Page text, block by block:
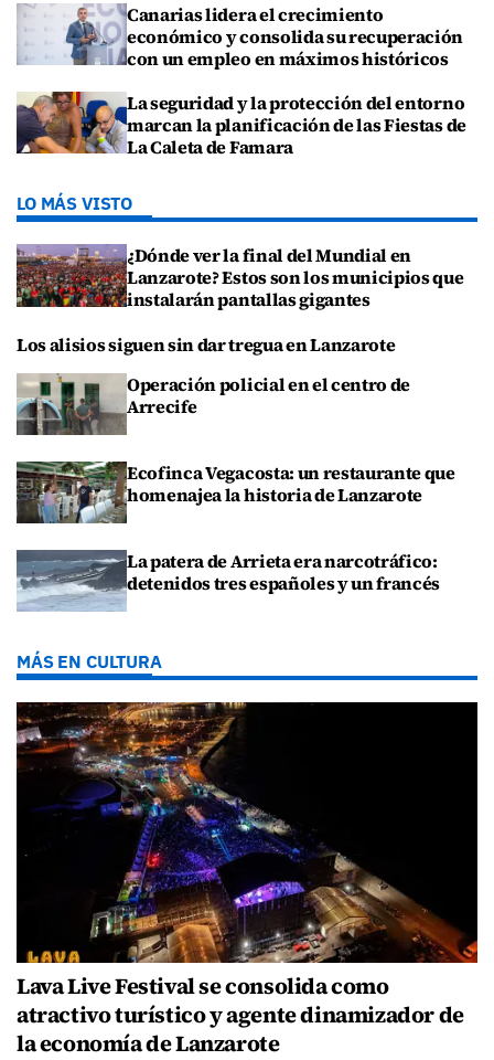
Canarias lidera el crecimiento
económico y consolida su recuperación
con un empleo en máximos históricos
La seguridad y la protección del entorno
marcan la planificación de las Fiestas de
La Caleta de Famara
LO MÁS VISTO
¿Dónde ver la final del Mundial en
Lanzarote? Estos son los municipios que
instalarán pantallas gigantes
Los alisios siguen sin dar tregua en Lanzarote
Operación policial en el centro de
Arrecife
Ecofinca Vegacosta: un restaurante que
homenajea la historia de Lanzarote
La patera de Arrieta era narcotráfico:
detenidos tres españoles y un francés
MÁS EN CULTURA
Lava Live Festival se consolida como
atractivo turístico y agente dinamizador de
la economía de Lanzarote